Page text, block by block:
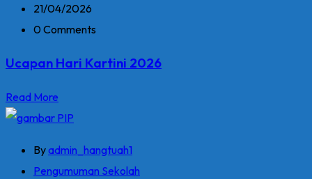
21/04/2026
0 Comments
Ucapan Hari Kartini 2026
Read More
Byadmin_hangtuah1
Pengumuman Sekolah